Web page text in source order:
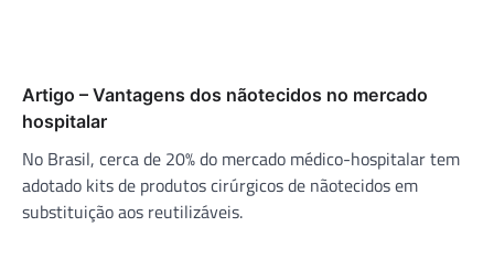
Artigo – Vantagens dos nãotecidos no mercado
hospitalar
No Brasil, cerca de 20% do mercado médico-hospitalar tem
adotado kits de produtos cirúrgicos de nãotecidos em
substituição aos reutilizáveis.